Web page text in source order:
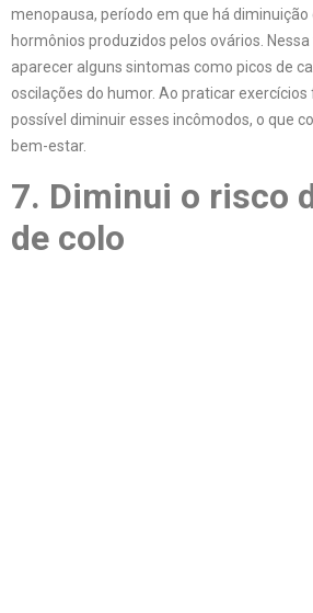
menopausa, período em que há diminuição
hormônios produzidos pelos ovários.
aparecer alguns sintomas como picos de
oscilações do humor. Ao praticar
possível diminuir esses incômodos, o que
bem-estar.
7. Diminui o risco
de colo